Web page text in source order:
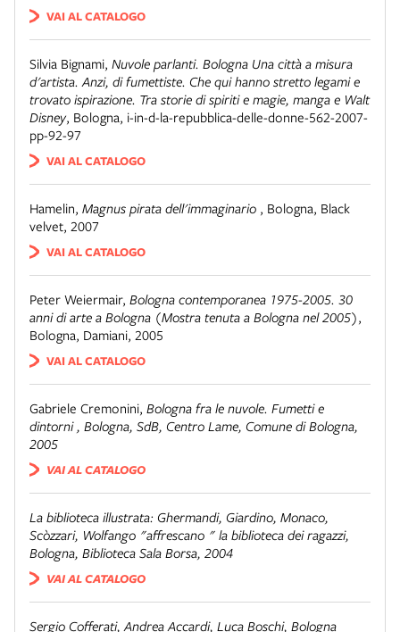
VAI AL CATALOGO
Silvia Bignami, Nuvole parlanti. Bologna Una città a misura
d'artista. Anzi, di fumettiste. Che qui hanno stretto legami e
trovato ispirazione. Tra storie di spiriti e magie, manga e Walt
Disney, Bologna, i-in-d-la-repubblica-delle-donne-562-2007-
pp-92-97
VAI AL CATALOGO
Hamelin, Magnus pirata dell'immaginario , Bologna, Black
velvet, 2007
VAI AL CATALOGO
Peter Weiermair, Bologna contemporanea 1975-2005. 30
anni di arte a Bologna (Mostra tenuta a Bologna nel 2005),
Bologna, Damiani, 2005
VAI AL CATALOGO
Gabriele Cremonini, Bologna fra le nuvole. Fumetti e
dintorni, Bologna, SdB, Centro Lame, Comune di Bologna,
2005
VAI AL CATALOGO
La biblioteca illustrata: Ghermandi, Giardino, Monaco,
Scòzzari, Wolfango "affrescano " la biblioteca dei ragazzi,
Bologna, Biblioteca Sala Borsa, 2004
VAI AL CATALOGO
Sergio Cofferati, Andrea Accardi, Luca Boschi, Bologna